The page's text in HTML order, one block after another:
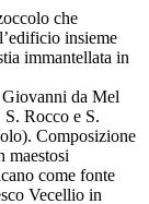
che
insieme
immantellata in
da Mel
Rocco e S.
Composizione
maestosi
come fonte
Vecellio in